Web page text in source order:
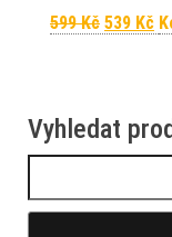
599Kč Původní
539 Kč
Vyhledat